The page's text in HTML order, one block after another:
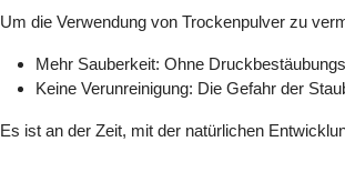
Um die Verwendung von Trockenpulver zu
Mehr Sauberkeit: Ohne
Keine Verunreinigung: Die Gefahr der
Es ist an der Zeit, mit der natürlichen